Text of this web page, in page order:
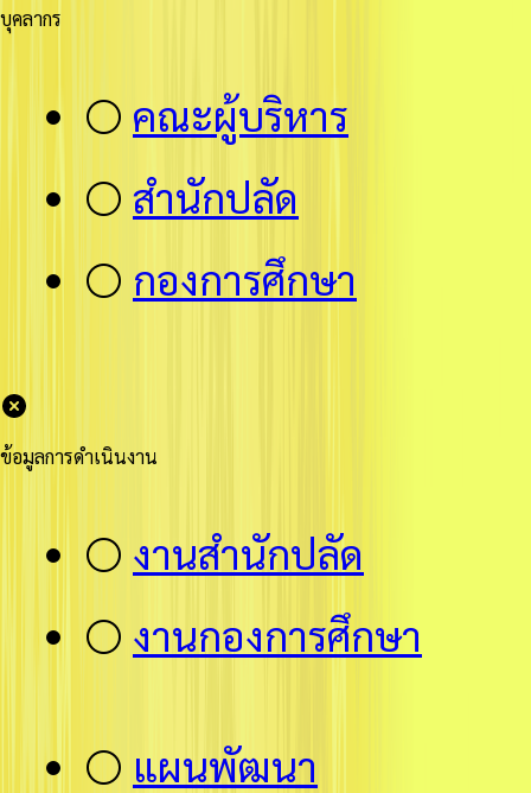
บุคลากร
⚪ คณะผู้บริหาร
⚪ สำนักปลัด
⚪ กองการศึกษา
ข้อมูลการดำเนินงาน
⚪ งานสำนักปลัด
⚪ งานกองการศึกษา
⚪ แผนพัฒนา